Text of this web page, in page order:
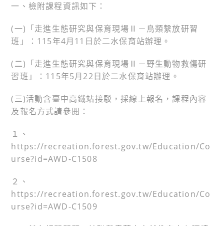
一、檢附課程資訊如下：
(一)「走進生態研究與保育現場Ⅱ－鳥類繫放研習
班」：115年4月11日於二水保育站辦理。
(二)「走進生態研究與保育現場Ⅱ－野生動物救傷研
習班」：115年5月22日於二水保育站辦理。
(三)活動含臺中高鐵站接駁，採線上報名，課程內容
及報名方式請參閱：
１、
https://recreation.forest.gov.tw/Education/Co
urse?id=AWD-C1508
２、
https://recreation.forest.gov.tw/Education/Co
urse?id=AWD-C1509